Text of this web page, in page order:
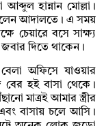
হান্নান মোল্লা।
বলেন আদালতে। এ সময়
চেয়ারে বসে সাক্ষ্য
জবার দিতে থাকেন।
অফিসে যাওয়ার
বের হই বাসা থেকে।
মাত্রই আমার স্ত্রীর
বাসায় চলে আসি।